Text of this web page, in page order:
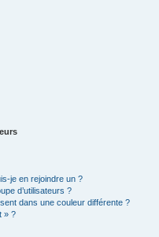
je en rejoindre un ?
d’utilisateurs ?
dans une couleur différente ?
» ?